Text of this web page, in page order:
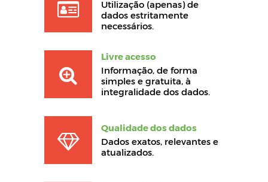
Utilização (apenas) de
dados estritamente
necessários.
Livre acesso
Informação, de forma
simples e gratuita, à
integralidade dos dados.
Qualidade dos dados
Dados exatos, relevantes e
atualizados.